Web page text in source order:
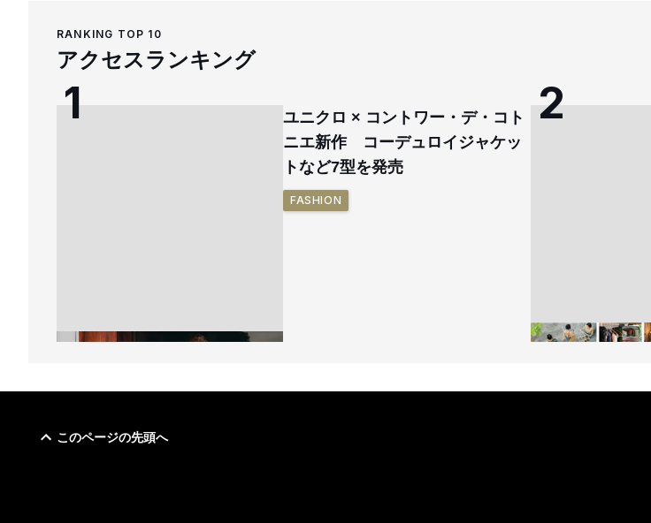
RANKING TOP 10
アクセスランキング
ユニクロ × コントワー・デ・コト
ニエ新作 コーデュロイジャケッ
トなど7型を発売
FASHION
このページの先頭へ